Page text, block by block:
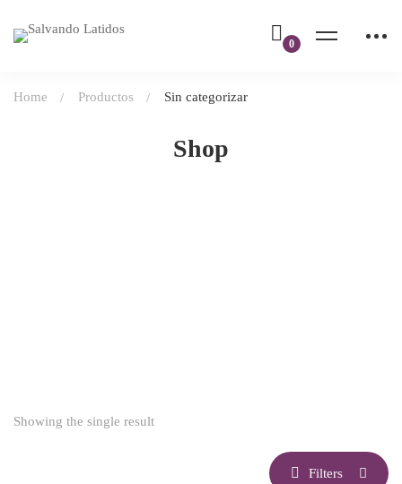
Shop
Home Productos Sin categorizar
Showing the single result
Filters